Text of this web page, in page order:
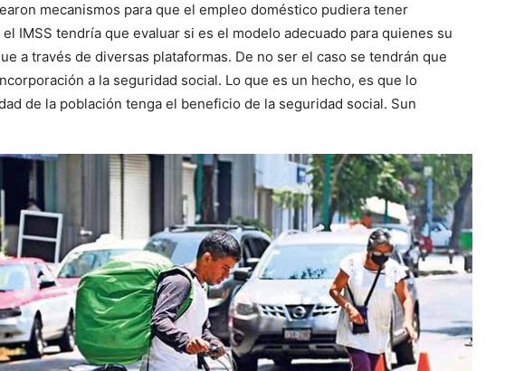
mecanismos para que el empleo doméstico pudiera tener
IMSS tendría que evaluar si es el modelo adecuado para quienes su
a través de diversas plataformas. De no ser el caso se tendrán que
a la seguridad social. Lo que es un hecho, es que lo
de la población tenga el beneficio de la seguridad social. Sun